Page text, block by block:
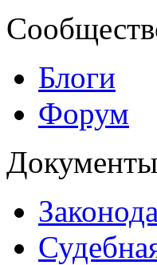
Блоги
Форум
Документы